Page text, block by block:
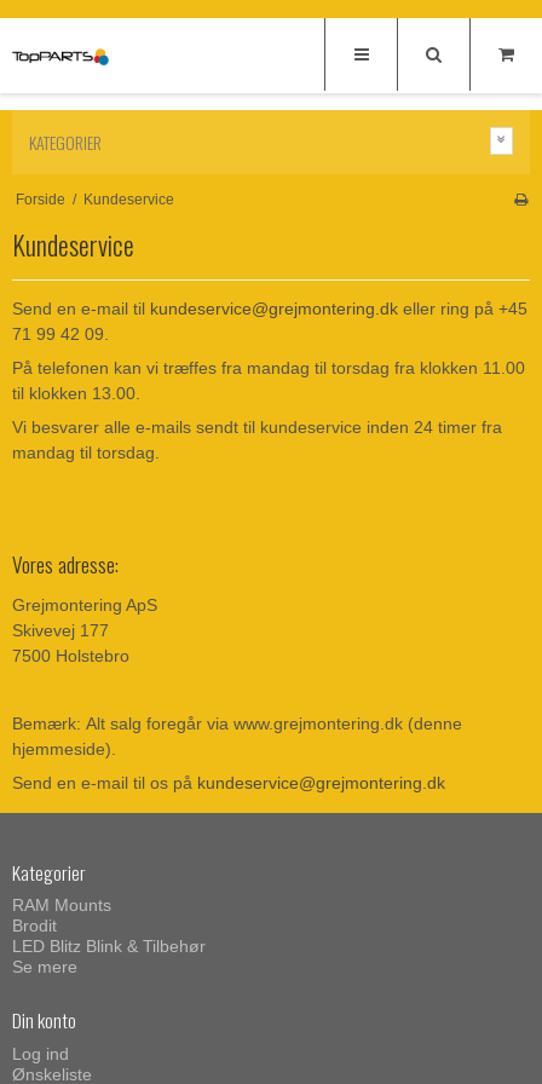
KATEGORIER
Forside / Kundeservice
Kundeservice
Send en e-mail til kundeservice@grejmontering.dk eller ring på +45
71 99 42 09.
På telefonen kan vi træffes fra mandag til torsdag fra klokken 11.00
til klokken 13.00.
Vi besvarer alle e-mails sendt til kundeservice inden 24 timer fra
mandag til torsdag.
Vores adresse:
Grejmontering ApS
Skivevej 177
7500 Holstebro
Bemærk: Alt salg foregår via www.grejmontering.dk (denne
hjemmeside).
Send en e-mail til os på kundeservice@grejmontering.dk
Kategorier
RAM Mounts
Brodit
LED Blitz Blink & Tilbehør
Se mere
Din konto
Log ind
Ønskeliste